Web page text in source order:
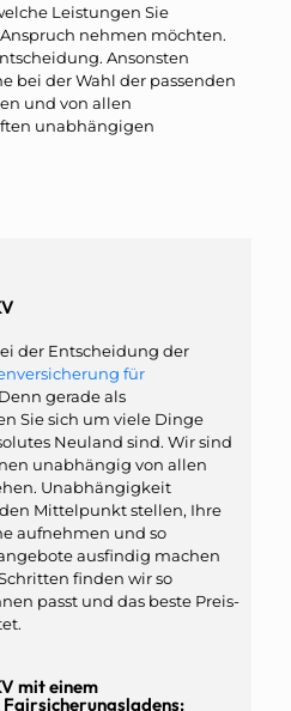
Leistungen Sie
nehmen möchten.
Ansonsten
bei der Wahl der passenden
und von allen
unabhängigen
der Entscheidung der
für
gerade als
Sie sich um viele Dinge
Neuland sind. Wir sind
unabhängig von allen
Unabhängigkeit
Mittelpunkt stellen, Ihre
aufnehmen und so
ausfindig machen
finden wir so
passt und das beste Preis-
mit einem